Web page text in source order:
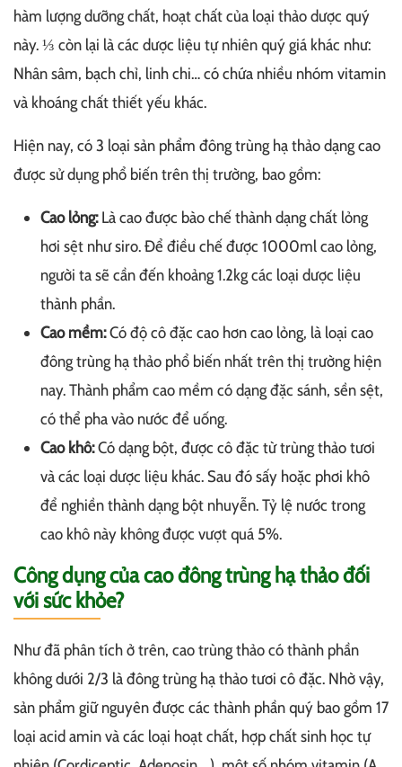
hàm lượng dưỡng chất, hoạt chất của loại thảo dược quý
này. ⅓ còn lại là các dược liệu tự nhiên quý giá khác như:
Nhân sâm, bạch chỉ, linh chi… có chứa nhiều nhóm vitamin
và khoáng chất thiết yếu khác.
Hiện nay, có 3 loại sản phẩm đông trùng hạ thảo dạng cao
được sử dụng phổ biến trên thị trường, bao gồm:
Cao lỏng:Là cao được bào chế thành dạng chất lỏng
hơi sệt như siro. Để điều chế được 1000ml cao lỏng,
người ta sẽ cần đến khoảng 1.2kg các loại dược liệu
thành phần.
Cao mềm:Có độ cô đặc cao hơn cao lỏng, là loại cao
đông trùng hạ thảo phổ biến nhất trên thị trường hiện
nay. Thành phẩm cao mềm có dạng đặc sánh, sền sệt,
có thể pha vào nước để uống.
Cao khô:Có dạng bột, được cô đặc từ trùng thảo tươi
và các loại dược liệu khác. Sau đó sấy hoặc phơi khô
để nghiền thành dạng bột nhuyễn. Tỷ lệ nước trong
cao khô này không được vượt quá 5%.
Công dụng của cao đông trùng hạ thảo đối
với sức khỏe?
Như đã phân tích ở trên, cao trùng thảo có thành phần
không dưới 2/3 là đông trùng hạ thảo tươi cô đặc. Nhờ vậy,
sản phẩm giữ nguyên được các thành phần quý bao gồm 17
loại acid amin và các loại hoạt chất, hợp chất sinh học tự